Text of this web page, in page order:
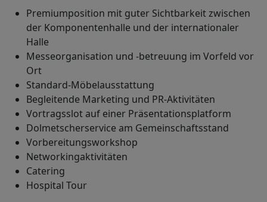
Premiumposition mit guter Sichtbarkeit zwischen
der Komponentenhalle und der internationaler
Halle
Messeorganisation und -betreuung im Vorfeld vor
Ort
Standard-Möbelausstattung
Begleitende Marketing und PR-Aktivitäten
Vortragsslot auf einer Präsentationsplatform
Dolmetscherservice am Gemeinschaftsstand
Vorbereitungsworkshop
Networkingaktivitäten
Catering
Hospital Tour